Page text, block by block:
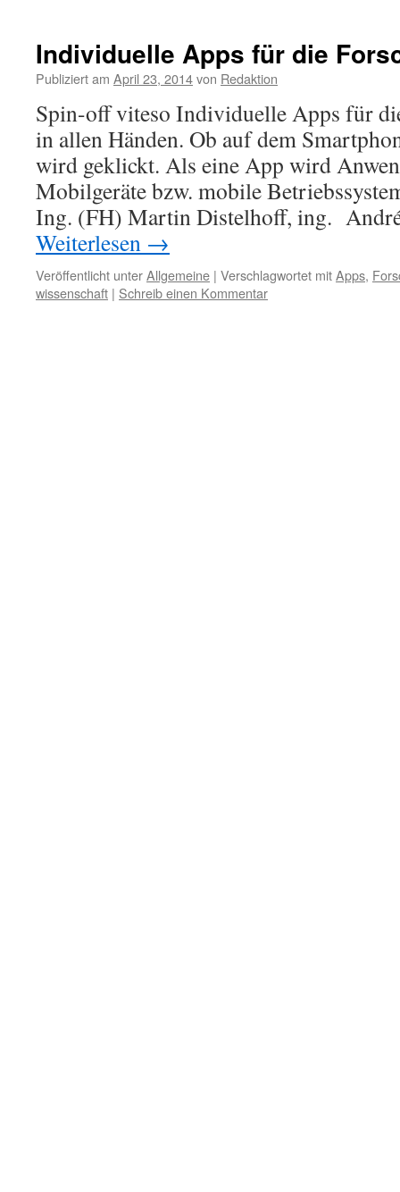
Individuelle Apps für die
Publiziert am April 23, 2014von Redaktion
Spin-off viteso Individuelle Apps für
in allen Händen. Ob auf dem
wird geklickt. Als eine App wird
Mobilgeräte bzw. mobile
Ing. (FH) Martin Distelhoff, ing.
Weiterlesen →
Veröffentlicht unterAllgemeine | Verschlagwortet mitApps,
wissenschaft | Schreib einen Kommentar